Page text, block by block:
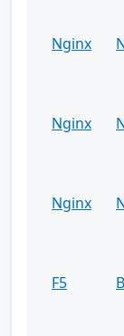
Nginx
Nginx
Nginx
F5